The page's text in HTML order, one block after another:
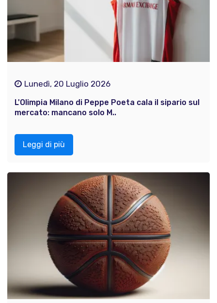
Lunedì, 20 Luglio 2026
L'Olimpia Milano di Peppe Poeta cala il sipario sul
mercato: mancano solo M..
Leggi di più